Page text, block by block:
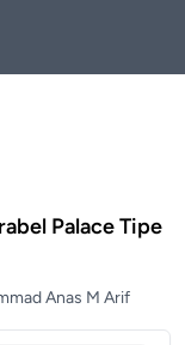
Palace Tipe
Anas M Arif